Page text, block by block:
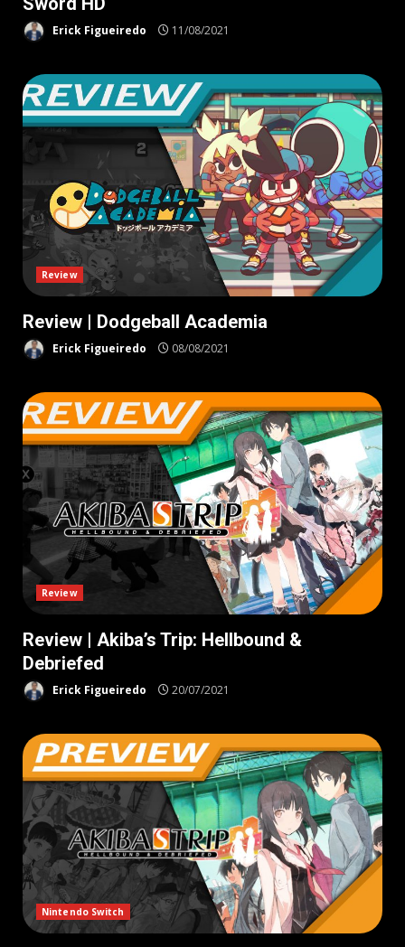
Erick Figueiredo 11/08/2021
Review
Review | Dodgeball Academia
Erick Figueiredo 08/08/2021
Review
Review | Akiba’s Trip: Hellbound &
Debriefed
Erick Figueiredo 20/07/2021
Nintendo Switch